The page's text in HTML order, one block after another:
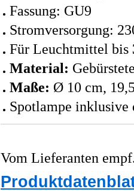
Fassung: GU9
Stromversorgung:
Für Leuchtmittel bis
Material:
Maße: Ø 10 cm,
Spotlampe inklusive
Vom Lieferanten